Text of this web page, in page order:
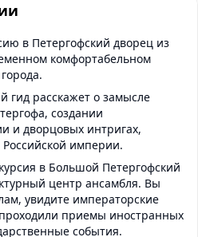
в Петергофский дворец из
комфортабельном
гид расскажет о замысле
создании
и дворцовых интригах,
империи.
в Большой Петергофский
центр ансамбля. Вы
увидите императорские
приемы иностранных
события.